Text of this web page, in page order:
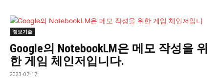
정보기술
Google의 NotebookLM은 메모 작성을 위
한 게임 체인저입니다.
2023-07-17